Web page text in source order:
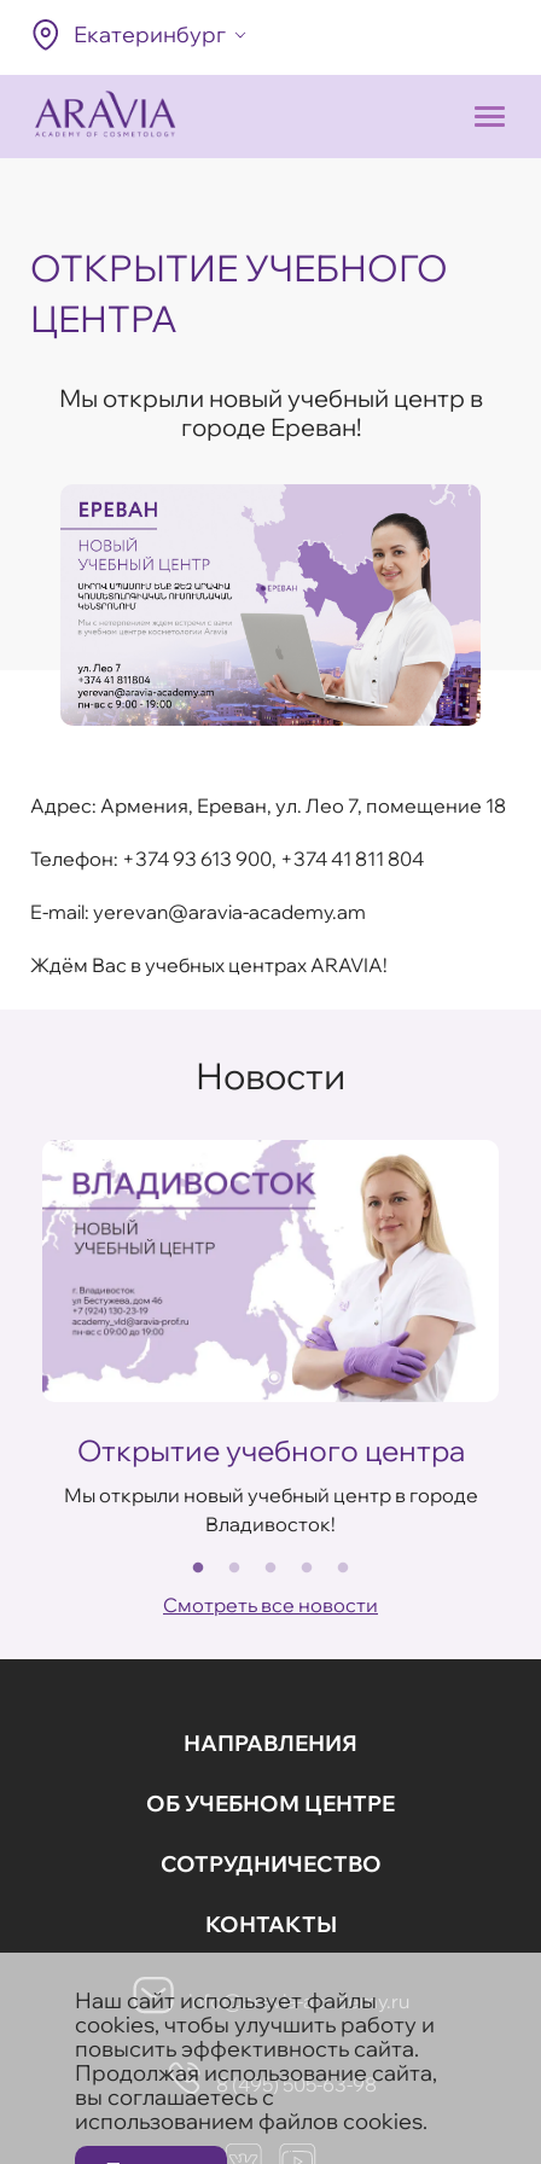
Екатеринбург
ОТКРЫТИЕ УЧЕБНОГО
ЦЕНТРА
Мы открыли новый учебный центр в
городе Ереван!
Адрес: Армения, Ереван, ул. Лео 7, помещение 18
Телефон: +374 93 613 900, +374 41 811 804
E-mail: yerevan@aravia-academy.am
Ждём Вас в учебных центрах ARAVIA!
Новости
Открытие учебного центра
Мы открыли новый учебный центр в городе
Владивосток!
Смотреть все новости
НАПРАВЛЕНИЯ
ОБ УЧЕБНОМ ЦЕНТРЕ
СОТРУДНИЧЕСТВО
КОНТАКТЫ
info@aravia-academy.ru
8 (495) 505-63-98
Наш сайт использует файлы
cookies, чтобы улучшить работу и
повысить эффективность сайта.
Продолжая использование сайта,
вы соглашаетесь с
использованием файлов cookies.